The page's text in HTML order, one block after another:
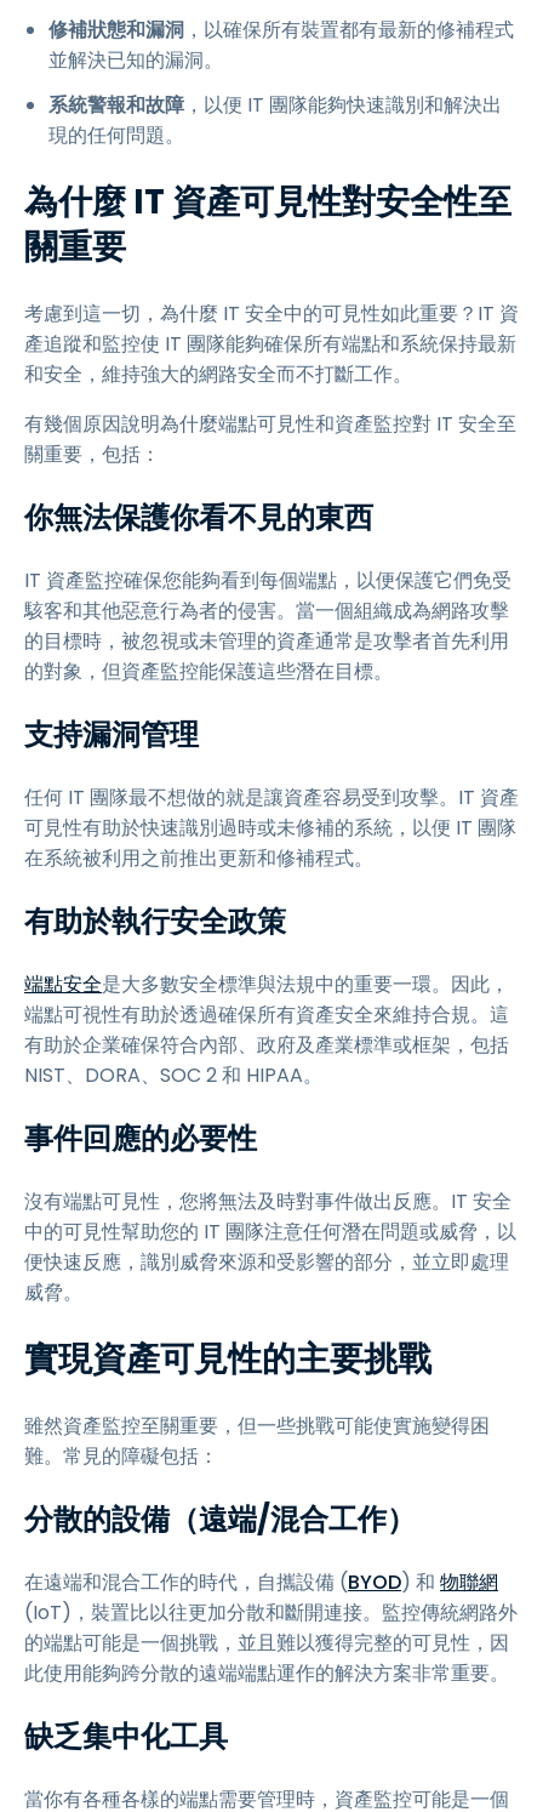
修補狀態和漏洞 ，以確保所有裝置都有最新的修補程式
並解決已知的漏洞。
系統警報和故障 ，以便 IT 團隊能夠快速識別和解決出
現的任何問題。
為什麼 IT 資產可見性對安全性至
關重要
考慮到這一切，為什麼 IT 安全中的可見性如此重要？IT 資
產追蹤和監控使 IT 團隊能夠確保所有端點和系統保持最新
和安全，維持強大的網路安全而不打斷工作。
有幾個原因說明為什麼端點可見性和資產監控對 IT 安全至
關重要，包括：
你無法保護你看不見的東西
IT 資產監控確保您能夠看到每個端點，以便保護它們免受
駭客和其他惡意行為者的侵害。當一個組織成為網路攻擊
的目標時，被忽視或未管理的資產通常是攻擊者首先利用
的對象，但資產監控能保護這些潛在目標。
支持漏洞管理
任何 IT 團隊最不想做的就是讓資產容易受到攻擊。IT 資產
可見性有助於快速識別過時或未修補的系統，以便 IT 團隊
在系統被利用之前推出更新和修補程式。
有助於執行安全政策
端點安全是大多數安全標準與法規中的重要一環。因此，
端點可視性有助於透過確保所有資產安全來維持合規。這
有助於企業確保符合內部、政府及產業標準或框架，包括
NIST、DORA、SOC 2 和 HIPAA。
事件回應的必要性
沒有端點可見性，您將無法及時對事件做出反應。IT 安全
中的可見性幫助您的 IT 團隊注意任何潛在問題或威脅，以
便快速反應，識別威脅來源和受影響的部分，並立即處理
威脅。
實現資產可見性的主要挑戰
雖然資產監控至關重要，但一些挑戰可能使實施變得困
難。常見的障礙包括：
分散的設備（遠端/混合工作）
在遠端和混合工作的時代，自攜設備 (BYOD) 和 物聯網
(IoT)，裝置比以往更加分散和斷開連接。監控傳統網路外
的端點可能是一個挑戰，並且難以獲得完整的可見性，因
此使用能夠跨分散的遠端端點運作的解決方案非常重要。
缺乏集中化工具
當你有各種各樣的端點需要管理時，資產監控可能是一個